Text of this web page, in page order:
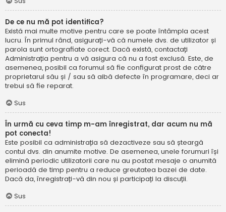
De ce nu mă pot identifica?
Există mai multe motive pentru care se poate întâmpla acest
lucru. În primul rând, asigurați-vă că numele dvs. de utilizator și
parola sunt ortografiate corect. Dacă există, contactați
Administrația pentru a vă asigura că nu a fost exclusă. Este, de
asemenea, posibil ca forumul să fie configurat prost de către
proprietarul său și / sau să aibă defecte în programare, deci ar
trebui să fie reparat.
Sus
În urmă cu ceva timp m-am înregistrat, dar acum nu mă
pot conecta!
Este posibil ca administrația să dezactiveze sau să șteargă
contul dvs. din anumite motive. De asemenea, unele forumuri își
elimină periodic utilizatorii care nu au postat mesaje o anumită
perioadă de timp pentru a reduce greutatea bazei de date.
Dacă da, înregistrați-vă din nou și participați la discuții.
Sus